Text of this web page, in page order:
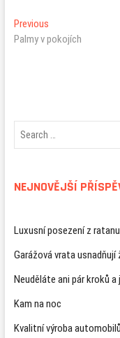
Navigace
pro
PreviousPrevious
post:
Palmy v pokojích
NEJNOVĚJŠÍ
Luxusní posezení z
Garážová vrata usnadňují
Neuděláte ani pár kroků
Kam na noc
Kvalitní výroba